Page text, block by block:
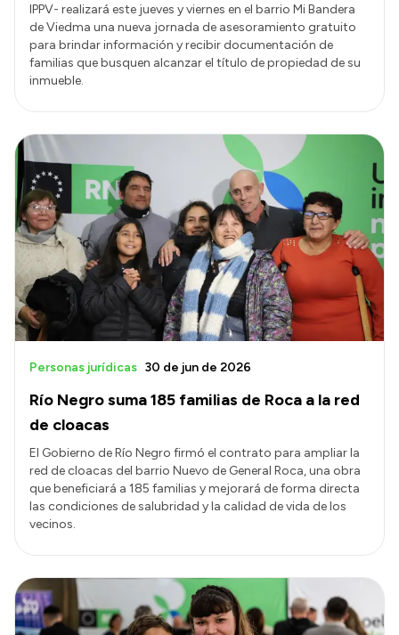
IPPV- realizará este jueves y viernes en el barrio Mi Bandera
de Viedma una nueva jornada de asesoramiento gratuito
para brindar información y recibir documentación de
familias que busquen alcanzar el título de propiedad de su
inmueble.
Río Negro suma 185 familias de Roca a la red
de cloacas
Personas jurídicas 30 de jun de 2026
El Gobierno de Río Negro firmó el contrato para ampliar la
red de cloacas del barrio Nuevo de General Roca, una obra
que beneficiará a 185 familias y mejorará de forma directa
las condiciones de salubridad y la calidad de vida de los
vecinos.